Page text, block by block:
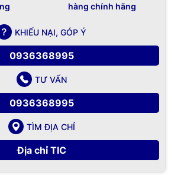
hàng chính hãng
KHIẾU NẠI, GÓP Ý
0936368995
TƯ VẤN
0936368995
TÌM ĐỊA CHỈ
Địa chỉ TIC